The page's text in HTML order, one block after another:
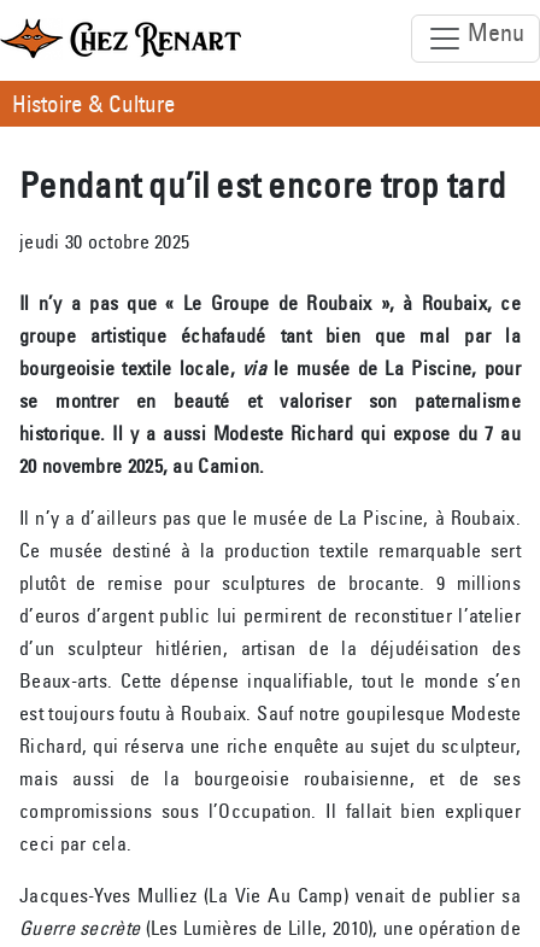
Menu
Histoire & Culture
Pendant qu’il est encore trop tard
jeudi 30 octobre 2025
Il n’y a pas que « Le Groupe de Roubaix », à Roubaix, ce
groupe artistique échafaudé tant bien que mal par la
bourgeoisie textile locale, viale musée de La Piscine, pour
se montrer en beauté et valoriser son paternalisme
historique. Il y a aussi Modeste Richard qui expose du 7 au
20 novembre 2025, au Camion.
Il n’y a d’ailleurs pas que le musée de La Piscine, à Roubaix.
Ce musée destiné à la production textile remarquable sert
plutôt de remise pour sculptures de brocante. 9 millions
d’euros d’argent public lui permirent de reconstituer l’atelier
d’un sculpteur hitlérien, artisan de la déjudéisation des
Beaux-arts. Cette dépense inqualifiable, tout le monde s’en
est toujours foutu à Roubaix. Sauf notre goupilesque Modeste
Richard, qui réserva une riche enquête au sujet du sculpteur,
mais aussi de la bourgeoisie roubaisienne, et de ses
compromissions sous l’Occupation. Il fallait bien expliquer
ceci par cela.
Jacques-Yves Mulliez (La Vie Au Camp) venait de publier sa
Guerre secrète(Les Lumières de Lille, 2010), une opération de